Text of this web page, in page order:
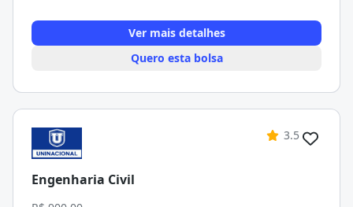
Ver mais detalhes
Quero esta bolsa
3.5
Engenharia Civil